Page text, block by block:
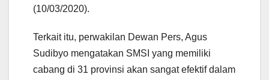
(10/03/2020).
Terkait itu, perwakilan Dewan Pers, Agus
Sudibyo mengatakan SMSI yang memiliki
cabang di 31 provinsi akan sangat efektif dalam